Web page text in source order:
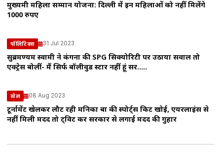
मुख्यमंत्री महिला सम्मान योजना: दिल्ली में इन महिलाओं को नहीं मिलेंगे
1000 रुपए
पॉलिटिक्स 31 Jul 2023
सुब्रमण्यम स्वामी ने कंगना की SPG सिक्योरिटी पर उठाया सवाल तो
एक्ट्रेस बोलीं- मैं सिर्फ बॉलीवुड स्टार नहीं हूं सर…..
खेल 08 Aug 2023
टूर्नामेंट खेलकर लौट रही मनिका बत्रा की स्पोर्ट्स किट खोई, एयरलाइंस से
नहीं मिली मदद तो ट्विट कर सरकार से लगाई मदद की गुहार